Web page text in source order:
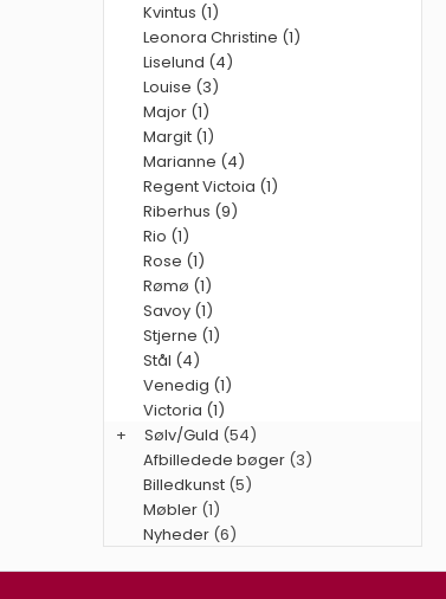
Kvintus (1)
Leonora Christine (1)
Liselund (4)
Louise (3)
Major (1)
Margit (1)
Marianne (4)
Regent Victoia (1)
Riberhus (9)
Rio (1)
Rose (1)
Rømø (1)
Savoy (1)
Stjerne (1)
Stål (4)
Venedig (1)
Victoria (1)
+
Sølv/Guld (54)
Afbilledede bøger (3)
Billedkunst (5)
Møbler (1)
Nyheder (6)